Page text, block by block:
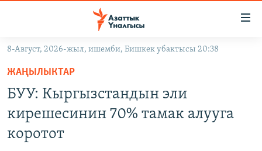
Навигацияга
өтүңүз
Издөөгө
салыңызКЫРГЫЗСТАН
УКРАИНА
8-Август, 2026-жыл, ишемби, Бишкек убактысы 20:38
ЖАҢЫЛЫКТАР
БУУ: Кыргызстандын эли
кирешесинин 70% тамак алууга
коротот